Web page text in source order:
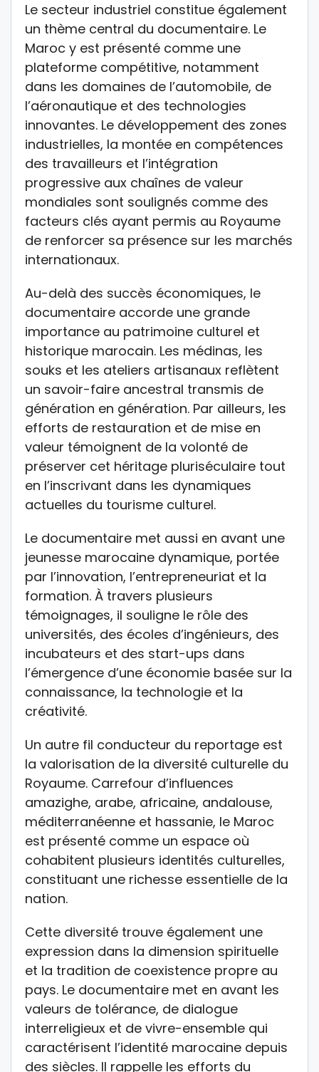
Le secteur industriel constitue également
un thème central du documentaire. Le
Maroc y est présenté comme une
plateforme compétitive, notamment
dans les domaines de l’automobile, de
l’aéronautique et des technologies
innovantes. Le développement des zones
industrielles, la montée en compétences
des travailleurs et l’intégration
progressive aux chaînes de valeur
mondiales sont soulignés comme des
facteurs clés ayant permis au Royaume
de renforcer sa présence sur les marchés
internationaux.
Au-delà des succès économiques, le
documentaire accorde une grande
importance au patrimoine culturel et
historique marocain. Les médinas, les
souks et les ateliers artisanaux reflètent
un savoir-faire ancestral transmis de
génération en génération. Par ailleurs, les
efforts de restauration et de mise en
valeur témoignent de la volonté de
préserver cet héritage pluriséculaire tout
en l’inscrivant dans les dynamiques
actuelles du tourisme culturel.
Le documentaire met aussi en avant une
jeunesse marocaine dynamique, portée
par l’innovation, l’entrepreneuriat et la
formation. À travers plusieurs
témoignages, il souligne le rôle des
universités, des écoles d’ingénieurs, des
incubateurs et des start-ups dans
l’émergence d’une économie basée sur la
connaissance, la technologie et la
créativité.
Un autre fil conducteur du reportage est
la valorisation de la diversité culturelle du
Royaume. Carrefour d’influences
amazighe, arabe, africaine, andalouse,
méditerranéenne et hassanie, le Maroc
est présenté comme un espace où
cohabitent plusieurs identités culturelles,
constituant une richesse essentielle de la
nation.
Cette diversité trouve également une
expression dans la dimension spirituelle
et la tradition de coexistence propre au
pays. Le documentaire met en avant les
valeurs de tolérance, de dialogue
interreligieux et de vivre-ensemble qui
caractérisent l’identité marocaine depuis
des siècles. Il rappelle les efforts du